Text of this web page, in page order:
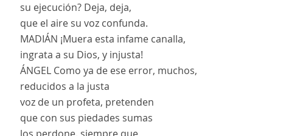
su ejecución? Deja, deja,
que el aire su voz confunda.
MADIÁN ¡Muera esta infame canalla,
ingrata a su Dios, y injusta!
ÁNGELComo ya de ese error, muchos,
reducidos a la justa
voz de un profeta, pretenden
que con sus piedades sumas